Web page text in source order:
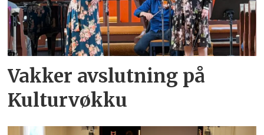
Vakker avslutning på
Kulturvøkku